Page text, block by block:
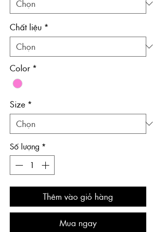
Chất liệu *
Color *
Size *
Số lượng *
Thêm vào giỏ hàng
Mua ngay